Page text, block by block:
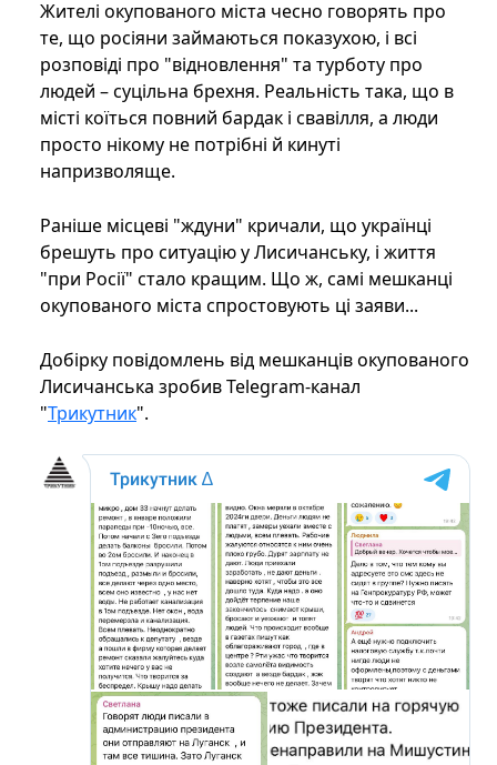
Жителі окупованого міста чесно говорять про
те, що росіяни займаються показухою, і всі
розповіді про "відновлення" та турботу про
людей – суцільна брехня. Реальність така, що в
місті коїться повний бардак і свавілля, а люди
просто нікому не потрібні й кинуті
напризволяще.
Раніше місцеві "ждуни" кричали, що українці
брешуть про ситуацію у Лисичанську, і життя
"при Росії" стало кращим. Що ж, самі мешканці
окупованого міста спростовують ці заяви...
Добірку повідомлень від мешканців окупованого
Лисичанська зробив Telegram-канал
"Трикутник".